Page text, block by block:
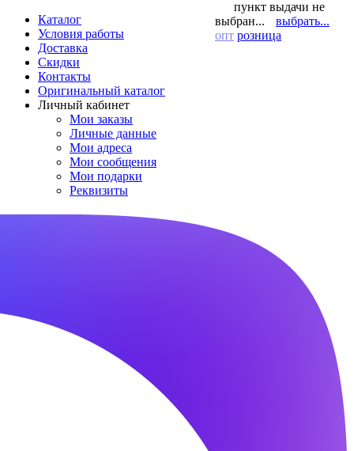
Каталог
Условия работы
Доставка
Скидки
Контакты
Оригинальный каталог
Личный кабинет
Мои заказы
Личные данные
Мои адреса
Мои сообщения
Мои подарки
Реквизиты
пункт выдачи не
выбран...
выбрать...
опт розница